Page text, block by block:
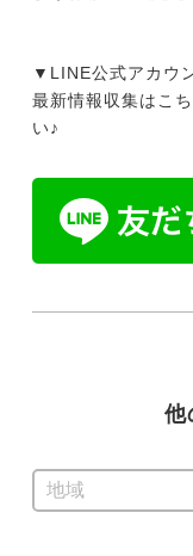
▼LINE公式アカウ
最新情報収集はこ
い♪
他